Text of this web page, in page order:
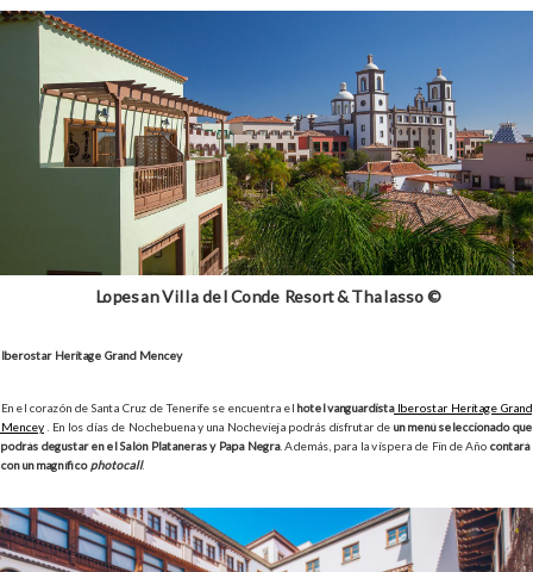
Lopesan Villa del Conde Resort & Thalasso ©
Iberostar Heritage Grand Mencey
En el corazón de Santa Cruz de Tenerife se encuentra el hotel vanguardistaIberostar Heritage Grand
Mencey . En los días de Nochebuena y una Nochevieja podrás disfrutar de un menú seleccionado que
podrás degustar en el Salón Plataneras y Papa Negra. Además, para la víspera de Fin de Año contará
con un magníficophotocall.